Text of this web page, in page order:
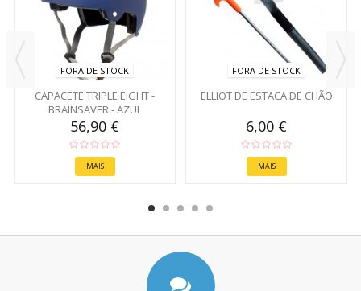
FORA DE STOCK
CAPACETE TRIPLE EIGHT -
BRAINSAVER - AZUL
56,90 €
MAIS
FORA DE STOCK
ELLIOT DE ESTACA DE CHÃO
6,00 €
MAIS